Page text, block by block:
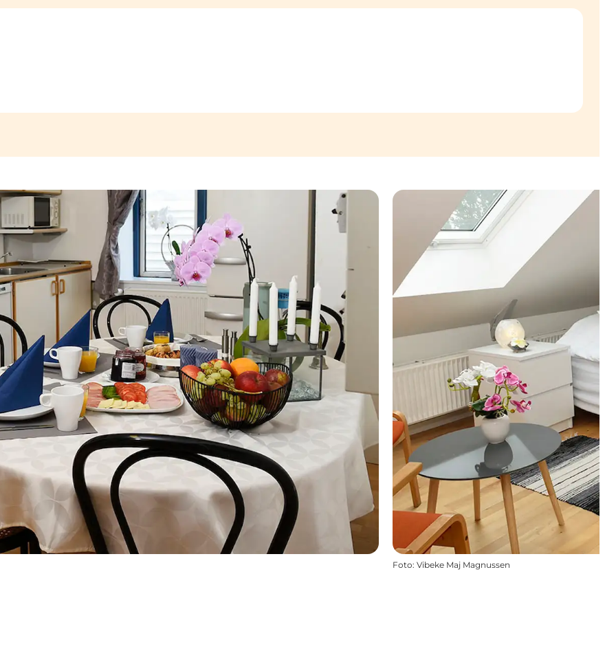
Foto: Vibeke Maj Magnussen